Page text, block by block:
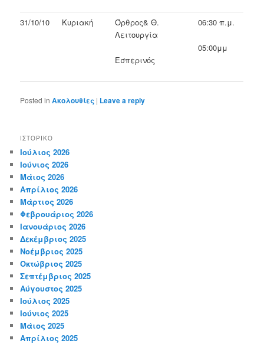
31/10/10 Κυριακή
Όρθρος& Θ.
Λειτουργία
Εσπερινός
06:30 π.μ.
05:00μμ
Posted in Ακολουθίες | Leave a reply
ΙΣΤΟΡΙΚΌ
Ιούλιος 2026
Ιούνιος 2026
Μάιος 2026
Απρίλιος 2026
Μάρτιος 2026
Φεβρουάριος 2026
Ιανουάριος 2026
Δεκέμβριος 2025
Νοέμβριος 2025
Οκτώβριος 2025
Σεπτέμβριος 2025
Αύγουστος 2025
Ιούλιος 2025
Ιούνιος 2025
Μάιος 2025
Απρίλιος 2025